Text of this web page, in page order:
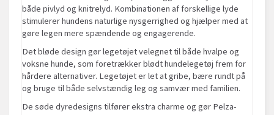
både pivlyd og knitrelyd. Kombinationen af forskellige lyde
stimulerer hundens naturlige nysgerrighed og hjælper med at
gøre legen mere spændende og engagerende.
Det bløde design gør legetøjet velegnet til både hvalpe og
voksne hunde, som foretrækker blødt hundelegetøj frem for
hårdere alternativer. Legetøjet er let at gribe, bære rundt på
og bruge til både selvstændig leg og samvær med familien.
De søde dyredesigns tilfører ekstra charme og gør Pelza-